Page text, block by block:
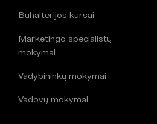
Buhalterijos kursai
Marketingo specialistų
mokymai
Vadybininkų mokymai
Vadovų mokymai